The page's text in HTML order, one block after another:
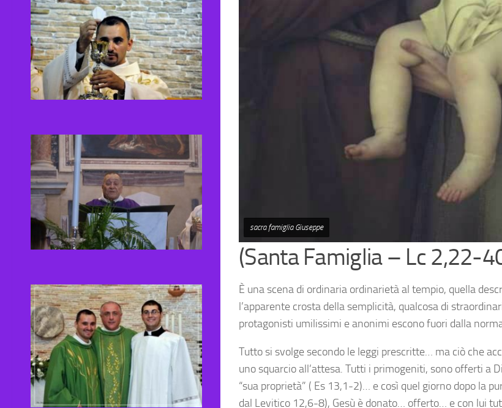
sacra famiglia Giuseppe
(Santa Famiglia – Lc 2,22-
È una scena di ordinaria ordinarietà al tempio, quella
l’apparente crosta della semplicità, qualcosa di
protagonisti umilissimi e anonimi escono fuori dalla
Tutto si svolge secondo le leggi prescritte… ma ciò che
uno squarcio all’attesa. Tutti i primogeniti, sono offerti a
“sua proprietà” ( Es 13,1-2)… e così quel giorno dopo la
dal Levitico 12,6-8), Gesù è donato… offerto… e con lui